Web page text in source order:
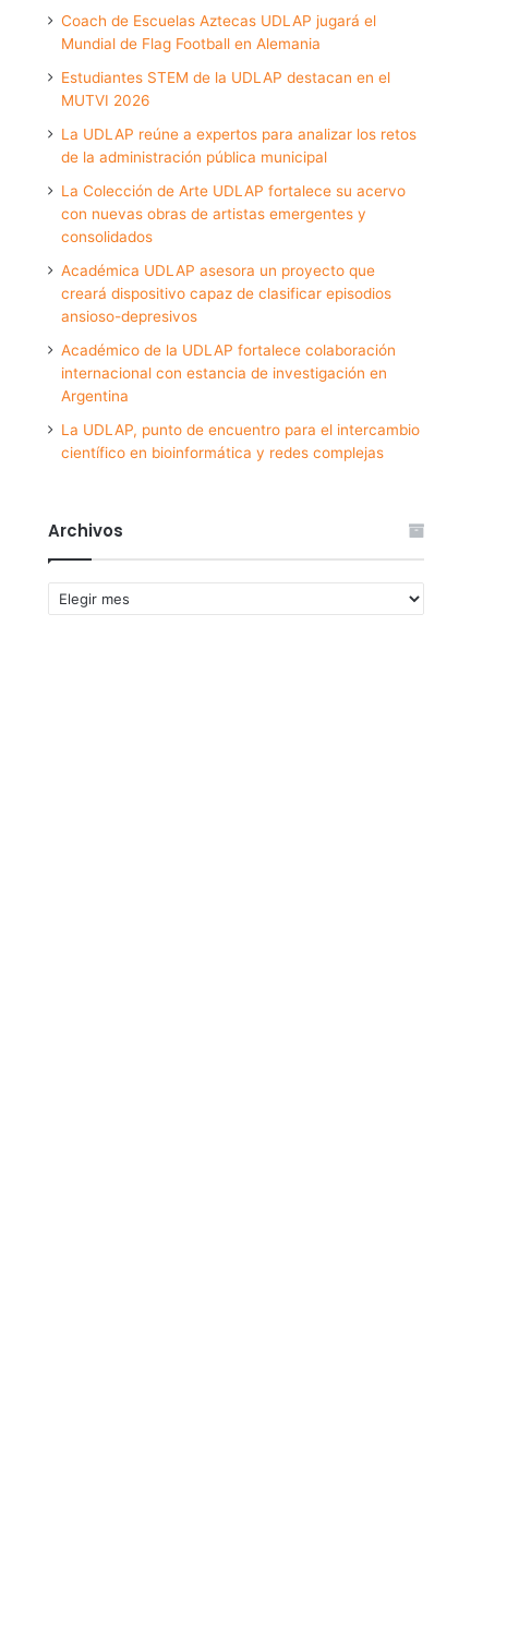
Coach de Escuelas Aztecas UDLAP jugará el
Mundial de Flag Football en Alemania
Estudiantes STEM de la UDLAP destacan en el
MUTVI 2026
La UDLAP reúne a expertos para analizar los retos
de la administración pública municipal
La Colección de Arte UDLAP fortalece su acervo
con nuevas obras de artistas emergentes y
consolidados
Académica UDLAP asesora un proyecto que
creará dispositivo capaz de clasificar episodios
ansioso-depresivos
Académico de la UDLAP fortalece colaboración
internacional con estancia de investigación en
Argentina
La UDLAP, punto de encuentro para el intercambio
científico en bioinformática y redes complejas
Archivos
Archivos